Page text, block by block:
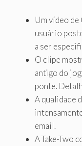
Um vídeo de
usuário
a ser
O clipe
antigo do
ponte.
A qualidade
email.
A Take-Two